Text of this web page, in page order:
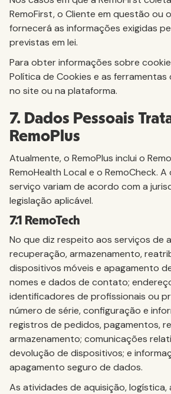
RemoFirst, o Cliente em questão
fornecerá as informações exigidas
previstas em lei.
Para obter informações sobre
Política de Cookies e as
no site ou na plataforma.
7. Dados Pessoais
RemoPlus
Atualmente, o RemoPlus inclui o
RemoHealth Local e o RemoCheck.
serviço variam de acordo com a
legislação aplicável.
7.1 RemoTech
No que diz respeito aos serviços de
recuperação, armazenamento,
dispositivos móveis e apagamento
nomes e dados de contato;
identificadores de profissionais ou
número de série, configuração e
registros de pedidos, pagamentos,
armazenamento; comunicações
devolução de dispositivos; e
apagamento seguro de dados.
As atividades de aquisição,